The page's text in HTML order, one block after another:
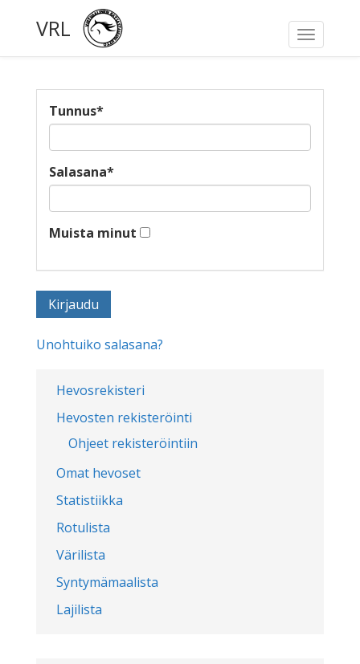
Toggle
VRL
Hevosrekisteri
Hevosten rekisteröinti
Ohjeet rekisteröintiin
Omat hevoset
Statistiikka
Rotulista
Värilista
Syntymämaalista
Lajilista
Tunnus*
Salasana*
Muista minut
Unohtuiko salasana?